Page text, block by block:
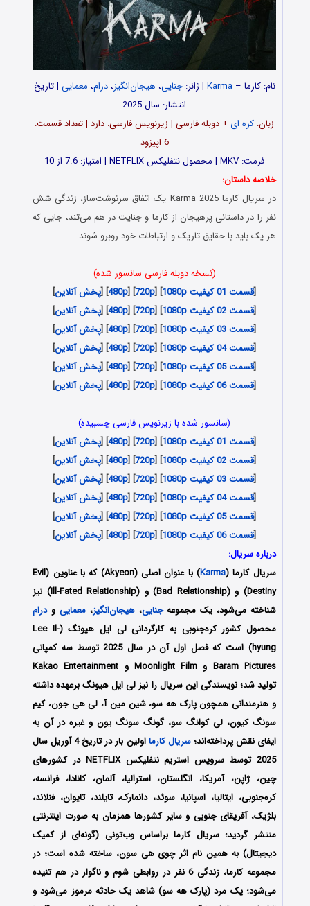
نام: کارما –Karma | ژانر:جنایی، هیجان‌انگیز،درام، معمایی | تاریخ
انتشار: سال 2025
زبان: کره ای + دوبله فارسی | زیرنویس فارسی: دارد | تعداد قسمت‌‌:
6 اپیزود
فرمت: MKV | محصول نتفلیکس NETFLIX | امتیاز: 7.6 از 10
خلاصه داستان:
در سریال کارما Karma 2025 یک اتفاق سرنوشت‌ساز، زندگی شش
نفر را در داستانی پرهیجان از کارما و جنایت در هم می‌تند، جایی که
هر یک باید با حقایق تاریک و ارتباطات خود روبرو شوند…
(نسخه دوبله فارسی سانسور شده)
[قسمت 01 کیفیت 1080p ] [
720p
] [
480p
] [پخش آنلاین]
[قسمت 02 کیفیت 1080p ] [
720p
] [
480p
] [پخش آنلاین]
[قسمت 03 کیفیت 1080p ] [
720p
] [
480p
] [پخش آنلاین]
[قسمت 04 کیفیت 1080p ] [
720p
] [
480p
] [پخش آنلاین]
[قسمت 05 کیفیت 1080p ] [
720p
] [
480p
] [پخش آنلاین]
[قسمت 06 کیفیت 1080p ] [
720p
] [
480p
] [پخش آنلاین]
(سانسور شده با زیرنویس فارسی چسبیده)
[قسمت 01 کیفیت 1080p ] [
720p
] [
480p
] [پخش آنلاین]
[قسمت 02 کیفیت 1080p ] [
720p
] [
480p
] [پخش آنلاین]
[قسمت 03 کیفیت 1080p ] [
720p
] [
480p
] [پخش آنلاین]
[قسمت 04 کیفیت 1080p ] [
720p
] [
480p
] [پخش آنلاین]
[قسمت 05 کیفیت 1080p ] [
720p
] [
480p
] [پخش آنلاین]
[قسمت 06 کیفیت 1080p ] [
720p
] [
480p
] [پخش آنلاین]
درباره سریال:
سریال کارما (Karma
) با عنوان اصلی (Akyeon) که با عناوین (Evil
Destiny) و (Bad Relationship) و (Ill-Fated Relationship) نیز
شناخته می‌شود، یک مجموعهجنایی،هیجان‌انگیز،معمایی ودرام
محصول کشور کره‌جنوبی به کارگردانی لی ایل هیونگ (Lee Il-
hyung)
است که فصل اول آن در سال 2025 توسط سه کمپانی
Baram Pictures و Moonlight Film و Kakao Entertainment
تولید شد؛ نویسندگی این سریال را نیز لی ایل هیونگ برعهده داشته
و هنرمندانی همچون پارک هه سو، شین مین آ، لی هی جون، کیم
سونگ کیون، لی کوانگ سو، گونگ سونگ یون و غیره در آن به
ایفای نقش پرداخته‌اند؛سریال کارما
اولین بار در تاریخ 4 آوریل سال
2025 توسط سرویس استریم نتفلیکس NETFLIX در کشورهای
چین، ژاپن، آمریکا، انگلستان، استرالیا، آلمان، کانادا، فرانسه،
کره‌جنوبی، ایتالیا، اسپانیا، سوئد، دانمارک، تایلند، تایوان، فنلاند،
بلژیک، آفریقای جنوبی و سایر کشورها همزمان به صورت اینترنتی
منتشر گردید؛ سریال کارما براساس وب‌تونی (گونه‌ای از کمیک
دیجیتال) به همین نام اثر چوی هی سون، ساخته شده است؛ در
مجموعه کارما، زندگی 6 نفر در روابطی شوم و ناگوار در هم تنیده
می‌شود؛ یک مرد (پارک هه سو) شاهد یک حادثه مرموز می‌شود و